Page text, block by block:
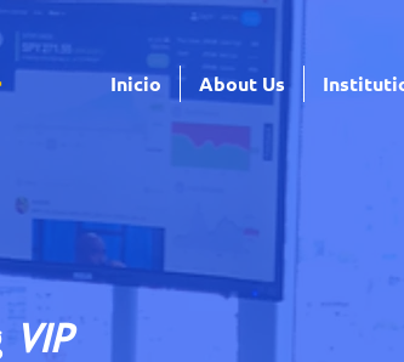
Inicio About Us
VIP